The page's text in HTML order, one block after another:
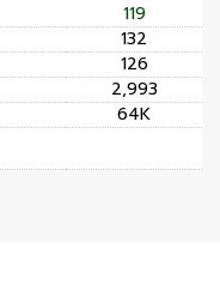
119
132
126
2,993
64K